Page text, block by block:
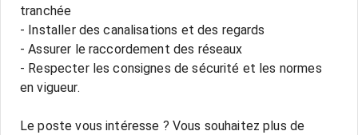
tranchée
- Installer des canalisations et des regards
- Assurer le raccordement des réseaux
- Respecter les consignes de sécurité et les normes
en vigueur.
Le poste vous intéresse ? Vous souhaitez plus de